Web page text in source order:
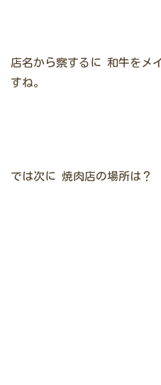
店名から察するに 和牛をメ
すね。
では次に 焼肉店の場所は？